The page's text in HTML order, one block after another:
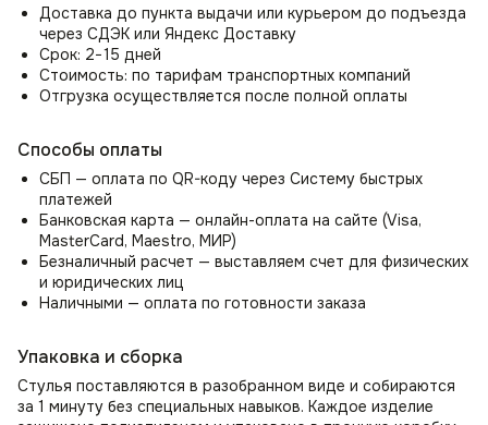
Практичность и лёгкий уход
Специальная обработка ткани позволяет спокойно
пускать домашних животных на стулья, не беспокоясь
о порче обивки, т.к. ткань обладает эффектом —
тряпкой и не выгорает на солнце, что делает стулья
Моби идеально подходит для семей с детьми
и домашними животными, благодаря высокой
износостойкости.
Специальное пластиковые заглушки ножек предотвращает
царапины на полу, делая стул со спинкой Моби идеальным
выбором для любого помещения, независимо от типа
Универсальное интерьерное решение
Стул Моби идеально подходит для использования как
Доставка до пункта выдачи или курьером до подъезда
через СДЭК или Яндекс Доставку
Срок: 2−15 дней
Стоимость: по тарифам транспортных компаний
Отгрузка осуществляется после полной оплаты
Способы оплаты
СБП — оплата по QR-коду через Систему быстрых
платежей
Банковская карта — онлайн-оплата на сайте (Visa,
MasterCard, Maestro, МИР)
Безналичный расчет — выставляем счет для физических
и юридических лиц
Наличными — оплата по готовности заказа
Упаковка и сборка
Стулья поставляются в разобранном виде и собираются
за 1 минуту без специальных навыков. Каждое изделие